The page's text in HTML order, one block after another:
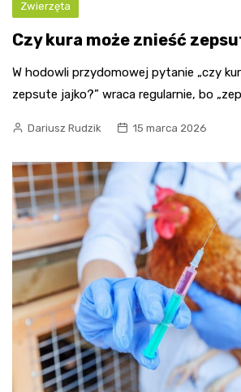
Zwierzęta
Czy kura może znieść
W hodowli przydomowej pytanie „czy
zepsute jajko?” wraca regularnie, bo
Dariusz Rudzik 15 marca 2026